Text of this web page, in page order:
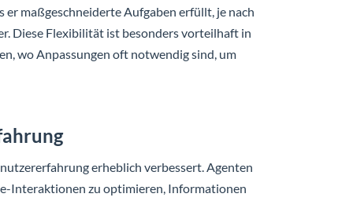
maßgeschneiderte Aufgaben erfüllt, je nach
Diese Flexibilität ist besonders vorteilhaft in
wo Anpassungen oft notwendig sind, um
erheblich verbessert. Agenten
Interaktionen zu optimieren, Informationen